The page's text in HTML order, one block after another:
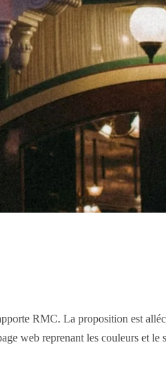
RMC. La proposition est
web reprenant les couleurs et le